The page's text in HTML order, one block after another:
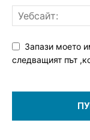
Запази моето
следващият път